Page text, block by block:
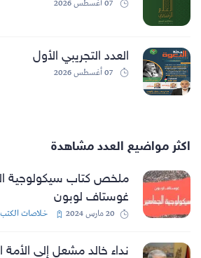
العدد التجريبي الأول
اكثر مواضيع العدد مشاهدة
ملخص كتاب سيكولوجية
غوستاف لوبون
20 مارس 2024 خلاصات الكتب
نداء خالد مشعل إلى الأمة